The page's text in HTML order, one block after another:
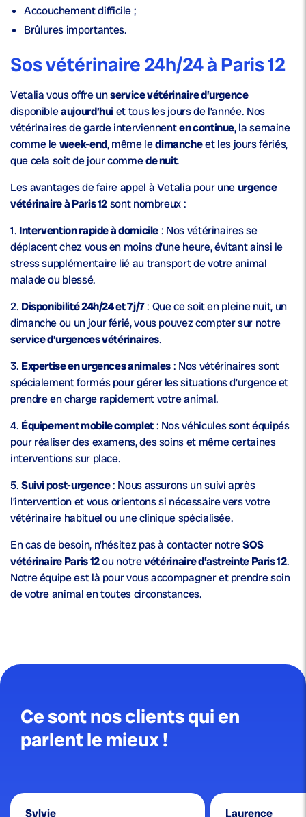
Accouchement difficile ;
Brûlures importantes.
Sos vétérinaire 24h/24 à Paris 12
Vetalia vous offre unservice vétérinaire d’urgence
disponibleaujourd’huiet tous les jours de l’année. Nos
vétérinaires de garde interviennenten continue, la semaine
comme leweek-end, même ledimancheet les jours fériés,
que cela soit de jour commede nuit.
Les avantages de faire appel à Vetalia pour uneurgence
vétérinaire à Paris 12sont nombreux :
1. Intervention rapide à domicile: Nos vétérinaires se
déplacent chez vous en moins d’une heure, évitant ainsi le
stress supplémentaire lié au transport de votre animal
malade ou blessé.
2. Disponibilité 24h/24 et 7j/7: Que ce soit en pleine nuit, un
dimanche ou un jour férié, vous pouvez compter sur notre
service d’urgences vétérinaires.
3. Expertise en urgences animales: Nos vétérinaires sont
spécialement formés pour gérer les situations d’urgence et
prendre en charge rapidement votre animal.
4. Équipement mobile complet: Nos véhicules sont équipés
pour réaliser des examens, des soins et même certaines
interventions sur place.
5.Suivi post-urgence: Nous assurons un suivi après
l’intervention et vous orientons si nécessaire vers votre
vétérinaire habituel ou une clinique spécialisée.
En cas de besoin, n’hésitez pas à contacter notreSOS
vétérinaire Paris 12ou notrevétérinaire d’astreinte Paris 12.
Notre équipe est là pour vous accompagner et prendre soin
de votre animal en toutes circonstances.
Ce sont nos clients qui en
parlent le mieux !
Sylvie Laurence